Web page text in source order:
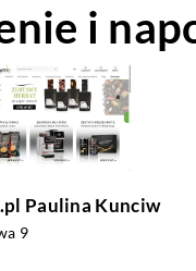
i
Paulina Kunciw
9